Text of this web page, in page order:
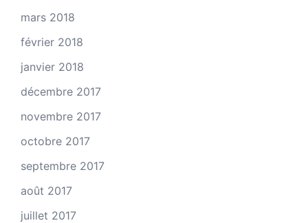
mars 2018
février 2018
janvier 2018
décembre 2017
novembre 2017
octobre 2017
septembre 2017
août 2017
juillet 2017